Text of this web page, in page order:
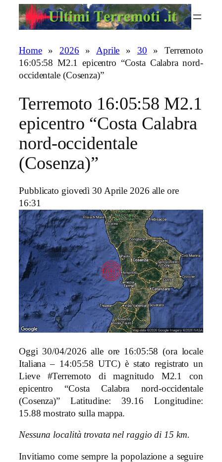
Home» 2026 » Aprile » 30 » Terremoto
16:05:58 M2.1 epicentro “Costa Calabra nord-
occidentale (Cosenza)”
Terremoto 16:05:58 M2.1
epicentro “Costa Calabra
nord-occidentale
(Cosenza)”
Pubblicato giovedì 30 Aprile 2026 alle ore
16:31
Oggi 30/04/2026 alle ore 16:05:58 (ora locale
Italiana – 14:05:58 UTC) è stato registrato un
Lieve #Terremoto di magnitudo M2.1 con
epicentro “Costa Calabra nord-occidentale
(Cosenza)” Latitudine: 39.16 Longitudine:
15.88 mostrato sulla mappa.
Nessuna località trovata nel raggio di 15 km.
Invitiamo come sempre la popolazione a seguire